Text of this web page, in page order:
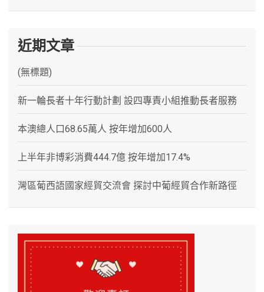
近期文章
(無標題)
新一輪長者十年行動計劃 設四專責小組推動長者服務
本澳總人口68.65萬人 按年增加600人
上半年非博彩消費444.7億 按年增加17.4%
灣區葡西語國家經貿交流會 探討中葡經貿合作新路徑